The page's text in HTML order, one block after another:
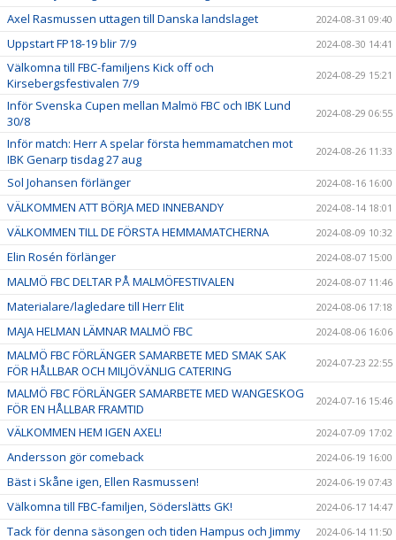
Axel Rasmussen uttagen till Danska landslaget 2024-08-31 09:40
Uppstart FP18-19 blir 7/9 2024-08-30 14:41
Välkomna till FBC-familjens Kick off och
Kirsebergsfestivalen 7/9
2024-08-29 15:21
Inför Svenska Cupen mellan Malmö FBC och IBK Lund
30/8
2024-08-29 06:55
Inför match: Herr A spelar första hemmamatchen mot
IBK Genarp tisdag 27 aug
2024-08-26 11:33
Sol Johansen förlänger 2024-08-16 16:00
VÄLKOMMEN ATT BÖRJA MED INNEBANDY 2024-08-14 18:01
VÄLKOMMEN TILL DE FÖRSTA HEMMAMATCHERNA 2024-08-09 10:32
Elin Rosén förlänger 2024-08-07 15:00
MALMÖ FBC DELTAR PÅ MALMÖFESTIVALEN 2024-08-07 11:46
Materialare/lagledare till Herr Elit 2024-08-06 17:18
MAJA HELMAN LÄMNAR MALMÖ FBC 2024-08-06 16:06
MALMÖ FBC FÖRLÄNGER SAMARBETE MED SMAK SAK
FÖR HÅLLBAR OCH MILJÖVÄNLIG CATERING
2024-07-23 22:55
MALMÖ FBC FÖRLÄNGER SAMARBETE MED WANGESKOG
FÖR EN HÅLLBAR FRAMTID
2024-07-16 15:46
VÄLKOMMEN HEM IGEN AXEL! 2024-07-09 17:02
Andersson gör comeback 2024-06-19 16:00
Bäst i Skåne igen, Ellen Rasmussen! 2024-06-19 07:43
Välkomna till FBC-familjen, Söderslätts GK! 2024-06-17 14:47
Tack för denna säsongen och tiden Hampus och Jimmy 2024-06-14 11:50